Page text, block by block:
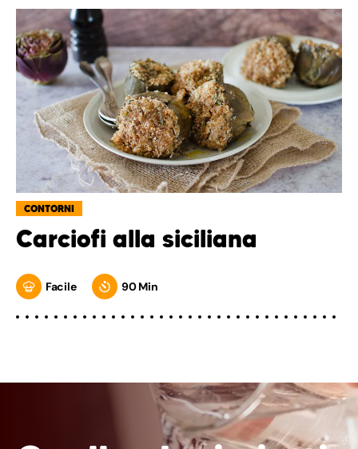
CONTORNI
Carciofi alla siciliana
Facile 90 Min